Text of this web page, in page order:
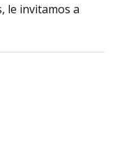
le invitamos a